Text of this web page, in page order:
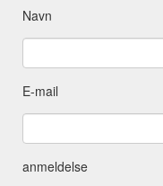
Navn
E-mail
anmeldelse